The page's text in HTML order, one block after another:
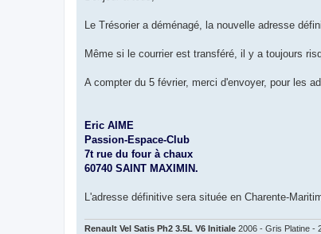
g
o
u
Le Trésorier a déménagé, la nouvelle adresse
Même si le courrier est transféré, il y a toujours
A compter du 5 février, merci d'envoyer, pour les
Eric AIME
Passion-Espace-Club
7t rue du four à chaux
60740 SAINT MAXIMIN.
L'adresse définitive sera située en Charente-
Renault Vel Satis Ph2 3.5L V6 Initiale 2006 - Gris Platine -